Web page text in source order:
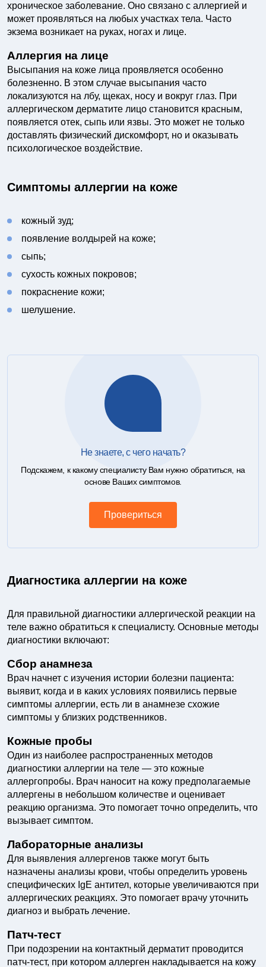
хроническое заболевание. Оно связано с аллергией и
может проявляться на любых участках тела. Часто
экзема возникает на руках, ногах и лице.
Аллергия на лице
Высыпания на коже лица проявляется особенно
болезненно. В этом случае высыпания часто
локализуются на лбу, щеках, носу и вокруг глаз. При
аллергическом дерматите лицо становится красным,
появляется отек, сыпь или язвы. Это может не только
доставлять физический дискомфорт, но и оказывать
психологическое воздействие.
Симптомы аллергии на коже
кожный зуд;
появление волдырей на коже;
сыпь;
сухость кожных покровов;
покраснение кожи;
шелушение.
Не знаете, с чего начать?
Подскажем, к какому специалисту Вам нужно обратиться, на
основе Ваших симптомов.
Провериться
Диагностика аллергии на коже
Для правильной диагностики аллергической реакции на
теле важно обратиться к специалисту. Основные методы
диагностики включают:
Сбор анамнеза
Врач начнет с изучения истории болезни пациента:
выявит, когда и в каких условиях появились первые
симптомы аллергии, есть ли в анамнезе схожие
симптомы у близких родственников.
Кожные пробы
Один из наиболее распространенных методов
диагностики аллергии на теле — это кожные
аллергопробы. Врач наносит на кожу предполагаемые
аллергены в небольшом количестве и оценивает
реакцию организма. Это помогает точно определить, что
вызывает симптом.
Лабораторные анализы
Для выявления аллергенов также могут быть
назначены анализы крови, чтобы определить уровень
специфических IgE антител, которые увеличиваются при
аллергических реакциях. Это помогает врачу уточнить
диагноз и выбрать лечение.
Патч-тест
При подозрении на контактный дерматит проводится
патч-тест, при котором аллерген накладывается на кожу